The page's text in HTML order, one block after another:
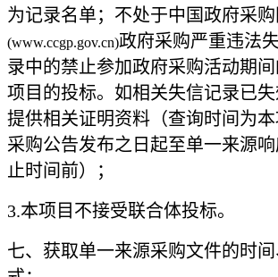
为记录名单；不处于中国政府采购
(www.ccgp.gov.cn)政府采购严重违法
录中的禁止参加政府采购活动期
项目的投标。如相关失信记录已
提供相关证明资料（查询时间为
采购公告发布之日起至单一来源
止时间前）；
3.本项目不接受联合体投标。
七、获取单一来源采购文件的时